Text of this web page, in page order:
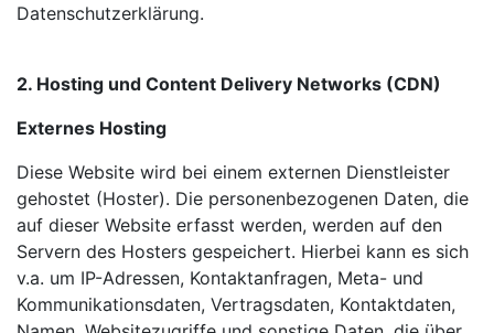
Datenschutzerklärung.
2. Hosting und Content Delivery Networks (CDN)
Externes Hosting
Diese Website wird bei einem externen Dienstleister
gehostet (Hoster). Die personenbezogenen Daten, die
auf dieser Website erfasst werden, werden auf den
Servern des Hosters gespeichert. Hierbei kann es sich
v.a. um IP-Adressen, Kontaktanfragen, Meta- und
Kommunikationsdaten, Vertragsdaten, Kontaktdaten,